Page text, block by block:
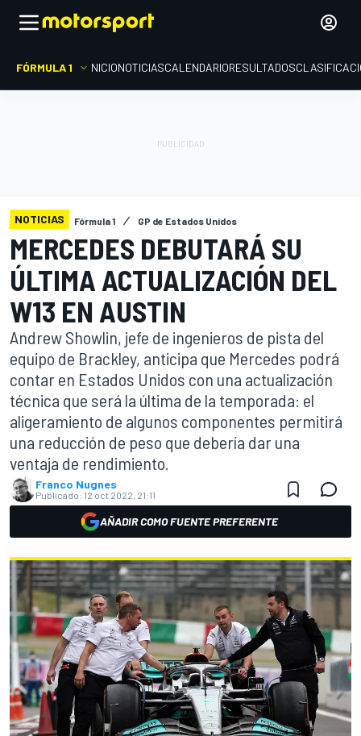
FÓRMULA 1 INICIONOTICIASCALENDARIORESULTADOS
NOTICIAS Fórmula 1 GP de Estados Unidos
MERCEDES DEBUTARÁ SU
ÚLTIMA ACTUALIZACIÓN DEL
W13 EN AUSTIN
Andrew Showlin, jefe de ingenieros de pista del
equipo de Brackley, anticipa que Mercedes podrá
contar en Estados Unidos con una actualización
técnica que será la última de la temporada: el
aligeramiento de algunos componentes permitirá
una reducción de peso que debería dar una
ventaja de rendimiento.
Franco Nugnes
Publicado: 12 oct 2022, 21:11
AÑADIR COMO FUENTE PREFERENTE